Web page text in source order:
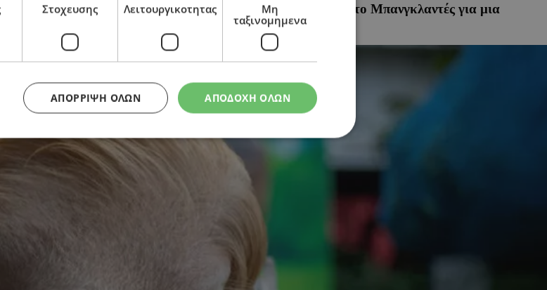
της ξανθιάς φράντζας του – Εκατοντάδες ταξιδεύουν στο Μπανγκλαντές για μια
Στοχευσης Λειτουργικοτητας
Μη
ταξινομημενα
ΑΠΟΔΟΧΗ ΟΛΩΝ
ΑΠΌΡΡΙΨΗ ΌΛΩΝ